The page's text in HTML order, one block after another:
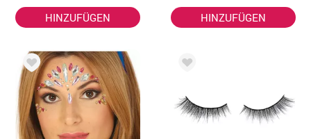
HINZUFÜGEN HINZUFÜGEN